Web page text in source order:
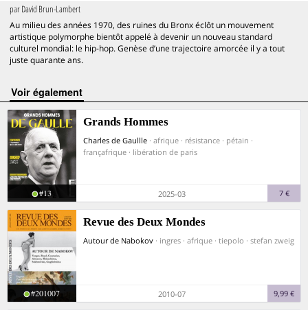
parDavid Brun-Lambert
Au milieu des années 1970, des ruines du Bronx éclôt un mouvement
artistique polymorphe bientôt appelé à devenir un nouveau standard
culturel mondial: le hip-hop. Genèse d’une trajectoire amorcée il y a tout
juste quarante ans.
voir également
Grands Hommes
Charles de Gaullle · afrique · résistance · pétain ·
françafrique · libération de paris
#13 2025-03 7 €
Revue des Deux Mondes
Autour de Nabokov · ingres · afrique · tiepolo · stefan zweig
#201007 2010-07 9,99 €